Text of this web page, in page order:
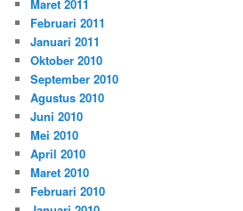
Maret 2011
Februari 2011
Januari 2011
Oktober 2010
September 2010
Agustus 2010
Juni 2010
Mei 2010
April 2010
Maret 2010
Februari 2010